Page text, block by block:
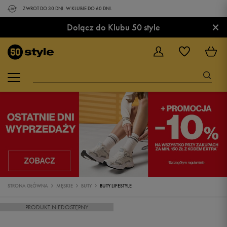
ZWROT DO 30 DNI. W KLUBIE DO 60 DNI.
Dołącz do Klubu 50 style ×
STRONA GŁÓWNA MĘSKIE BUTY BUTY LIFESTYLE
PRODUKT NIEDOSTĘPNY